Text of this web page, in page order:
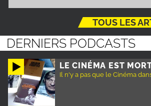
TOUS LES
DERNIERS PODCASTS
LE CINÉMA EST
Il n'y a pas que le Cinéma